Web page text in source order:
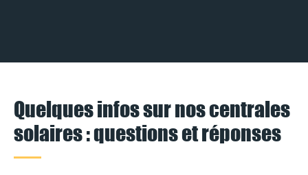
Quelques infos sur nos centrales
solaires : questions et réponses